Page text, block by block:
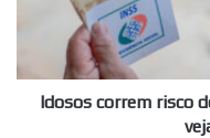
benefício
INSS;
vejaIdosos correm risco